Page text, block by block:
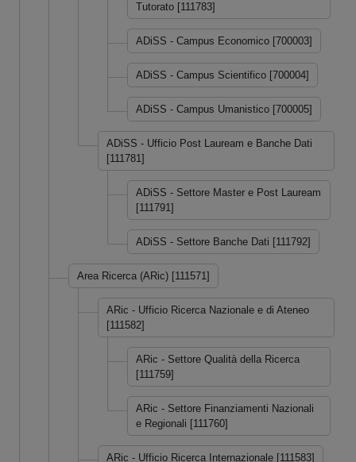
Tutorato [111783]
ADiSS - Campus Economico [700003]
ADiSS - Campus Scientifico [700004]
ADiSS - Campus Umanistico [700005]
ADiSS - Ufficio Post Lauream e Banche Dati
[111781]
ADiSS - Settore Master e Post Lauream
[111791]
ADiSS - Settore Banche Dati [111792]
Area Ricerca (ARic) [111571]
ARic - Ufficio Ricerca Nazionale e di Ateneo
[111582]
ARic - Settore Qualità della Ricerca
[111759]
ARic - Settore Finanziamenti Nazionali
e Regionali [111760]
ARic - Ufficio Ricerca Internazionale [111583]